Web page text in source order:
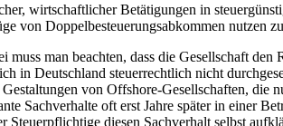
wirtschaftlicher Betätigungen in
von Doppelbesteuerungsabkommen nutzen
man beachten, dass die Gesellschaft
in Deutschland steuerrechtlich nicht
von Offshore-Gesellschaften, die
Sachverhalte oft erst Jahre später in einer
diesen Sachverhalt selbst